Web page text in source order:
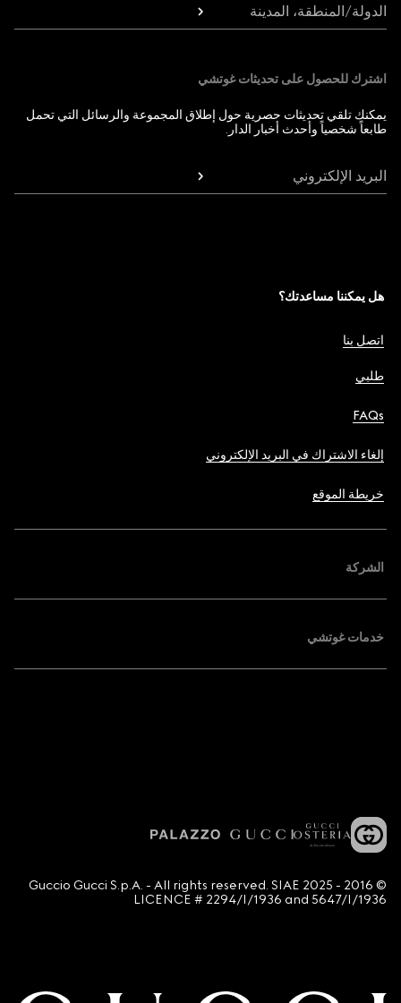
الدولة/المنطقة، المدينة
اشترك للحصول على تحديثات غوتشي
يمكنك تلقي تحديثات حصرية حول إطلاق المجموعة والرسائل التي تحمل
طابعاً شخصياً وأحدث أخبار الدار.
البريد الإلكتروني
هل يمكننا مساعدتك؟
اتصل بنا
طلبي
FAQs
إلغاء الاشتراك في البريد الإلكتروني
خريطة الموقع
الشركة
خدمات غوتشي
© 2016 - 2025 Guccio Gucci S.p.A. - All rights reserved. SIAE
LICENCE # 2294/I/1936 and 5647/I/1936